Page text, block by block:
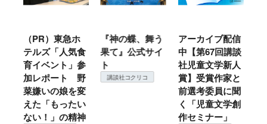
（PR）東急ホ
テルズ「人気食
育イベント」参
加レポート 野
菜嫌いの娘を変
えた「もったい
ない！」の精神
『神の蝶、舞う
果て』公式サイ
ト
講談社コクリコ
アーカイブ配信
中【第67回講談
社児童文学新人
賞】受賞作家と
前選考委員に聞
く「児童文学創
作セミナー」